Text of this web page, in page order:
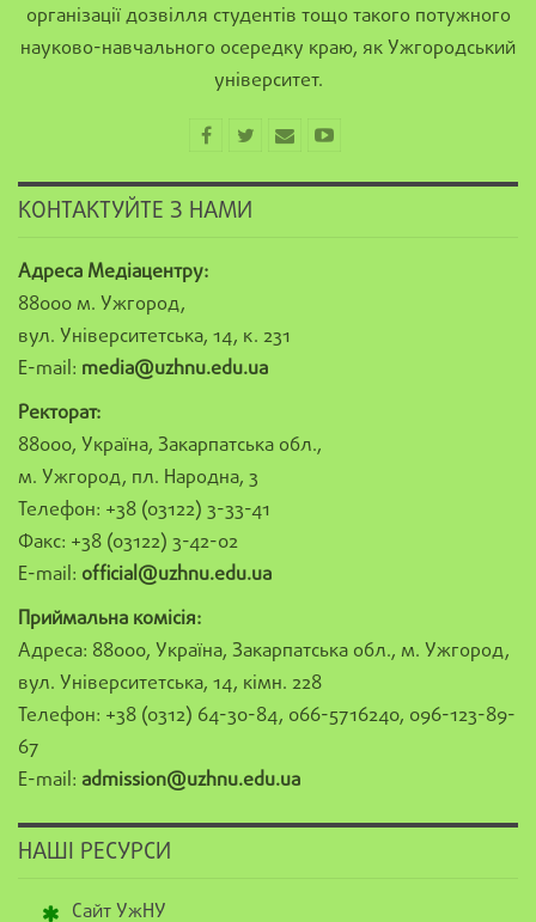
організації дозвілля студентів тощо такого потужного
науково-навчального осередку краю, як Ужгородський
університет.
КОНТАКТУЙТЕ З НАМИ
Адреса Медіацентру:
88000 м. Ужгород,
вул. Університетська, 14, к. 231
E-mail: media@uzhnu.edu.ua
Ректорат:
88000, Україна, Закарпатська обл.,
м. Ужгород, пл. Народна, 3
Телефон: +38 (03122) 3-33-41
Факс: +38 (03122) 3-42-02
E-mail: official@uzhnu.edu.ua
Приймальна комісія:
Адреса: 88000, Україна, Закарпатська обл., м. Ужгород,
вул. Університетська, 14, кімн. 228
Телефон: +38 (0312) 64-30-84, 066-5716240, 096-123-89-
67
E-mail: admission@uzhnu.edu.ua
НАШІ РЕСУРСИ
Сайт УжНУ